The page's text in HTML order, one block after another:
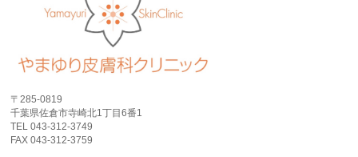
〒285-0819
千葉県佐倉市寺崎北1丁目6番1
TEL 043-312-3749
FAX 043-312-3759